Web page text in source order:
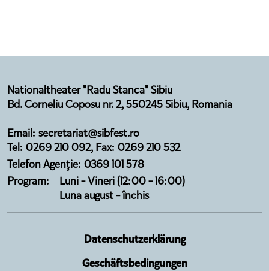
Nationaltheater "Radu Stanca" Sibiu
Bd. Corneliu Coposu nr. 2, 550245 Sibiu, Romania
Email: secretariat@sibfest.ro
Tel: 0269 210 092, Fax: 0269 210 532
Telefon Agenție: 0369 101 578
Program:
Luni - Vineri (12:00 - 16:00)
Luna august - închis
Datenschutzerklärung
Geschäftsbedingungen